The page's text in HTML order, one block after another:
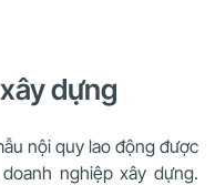
dựng
nội quy lao động được
nghiệp xây dựng.